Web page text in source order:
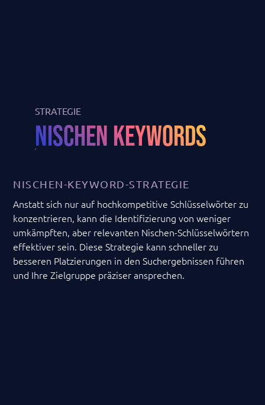
STRATEGIE
NISCHEN KEYWORDS
NISCHEN-KEYWORD-STRATEGIE
Anstatt sich nur auf hochkompetitive Schlüsselwörter zu
konzentrieren, kann die Identifizierung von weniger
umkämpften, aber relevanten Nischen-Schlüsselwörtern
effektiver sein. Diese Strategie kann schneller zu
besseren Platzierungen in den Suchergebnissen führen
und Ihre Zielgruppe präziser ansprechen.